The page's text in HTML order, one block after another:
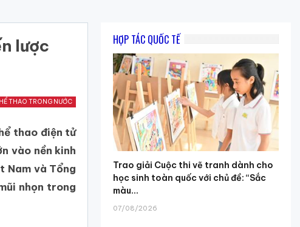
lược
THAO TRONG NƯỚC
thao điện tử
vào nền kinh
Nam và Tổng
nhọn trong
HỢP TÁC QUỐC TẾ
Trao giải Cuộc thi vẽ tranh dành cho
học sinh toàn quốc với chủ đề: “Sắc
màu...
07/08/2026